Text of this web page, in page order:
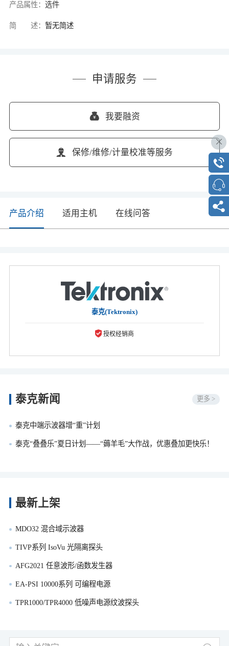
产品属性： 选件
简 述： 暂无简述
申请服务
我要融资
保修/维修/计量校准等服务
产品介绍 适用主机 在线问答
泰克(Tektronix)
授权经销商
泰克新闻 更多 >
泰克中端示波器增“重”计划
泰克“叠叠乐”夏日计划——“薅羊毛”大作战，优惠叠加更快乐！
最新上架
MDO32 混合域示波器
TIVP系列 IsoVu 光隔离探头
AFG2021 任意波形/函数发生器
EA-PSI 10000系列 可编程电源
TPR1000/TPR4000 低噪声电源纹波探头